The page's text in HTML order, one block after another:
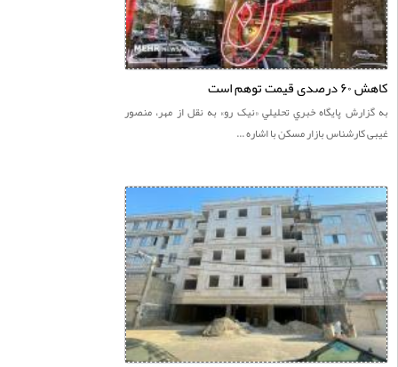
توهم است
پايگاه خبري تحليلي «نيک رو» به نقل از مهر، منصور
بازار مسکن با اشاره ...